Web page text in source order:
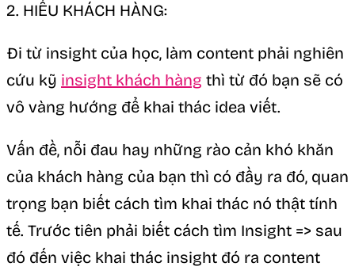
2. HIỂU KHÁCH HÀNG:
Đi từ insight của học, làm content phải nghiên
cứu kỹ insight khách hàng thì từ đó bạn sẽ có
vô vàng hướng để khai thác idea viết.
Vấn đề, nỗi đau hay những rào cản khó khăn
của khách hàng của bạn thì có đầy ra đó, quan
trọng bạn biết cách tìm khai thác nó thật tính
tế. Trước tiên phải biết cách tìm Insight => sau
đó đến việc khai thác insight đó ra content